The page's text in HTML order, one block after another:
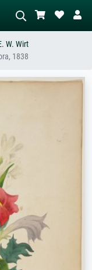
scène – ex. prairie verte,
W. Wirt
1838